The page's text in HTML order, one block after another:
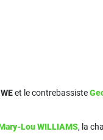
et le contrebassiste
Lou WILLIAMS, la